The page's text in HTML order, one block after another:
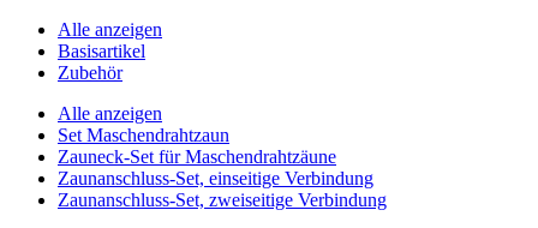
Alle anzeigen
Basisartikel
Zubehör
Alle anzeigen
Set Maschendrahtzaun
Zauneck-Set für Maschendrahtzäune
Zaunanschluss-Set, einseitige Verbindung
Zaunanschluss-Set, zweiseitige Verbindung